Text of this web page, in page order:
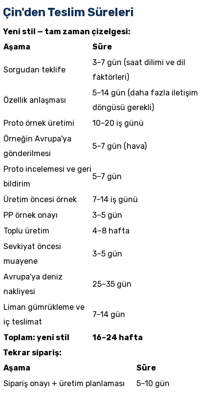
Çin'den Teslim Süreleri
Yeni stil — tam zaman çizelgesi:
Aşama
Süre
Sorgudan teklife
3–7 gün (saat dilimi ve dil
faktörleri)
Özellik anlaşması
5–14 gün (daha fazla iletişim
döngüsü gerekli)
Proto örnek üretimi
10–20 iş günü
Örneğin Avrupa'ya
gönderilmesi
5–7 gün (hava)
Proto incelemesi ve geri
bildirim
5–7 gün
Üretim öncesi örnek
7–14 iş günü
PP örnek onayı
3–5 gün
Toplu üretim
4–8 hafta
Sevkiyat öncesi
muayene
3–5 gün
Avrupa'ya deniz
nakliyesi
25–35 gün
Liman gümrükleme ve
iç teslimat
7–14 gün
Toplam: yeni stil
16–24 hafta
Tekrar sipariş:
Aşama
Süre
Sipariş onayı + üretim planlaması
5–10 gün